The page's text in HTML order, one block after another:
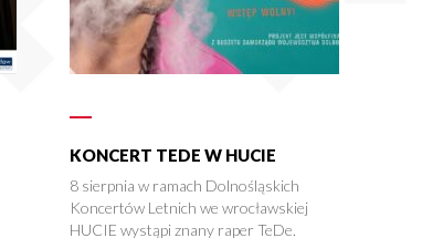
KONCERT TEDE W HUCIE
8 sierpnia w ramach Dolnośląskich
Koncertów Letnich we wrocławskiej
HUCIE wystąpi znany raper TeDe.